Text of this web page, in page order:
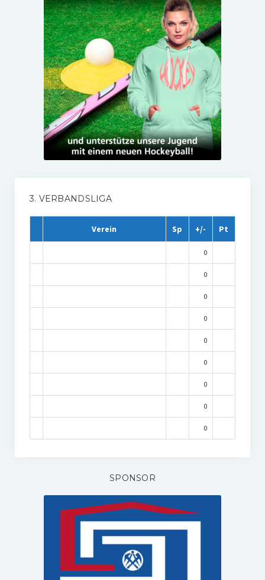
3. VERBANDSLIGA
Verein Sp +/- Pt
0
0
0
0
0
0
0
0
0
SPONSOR